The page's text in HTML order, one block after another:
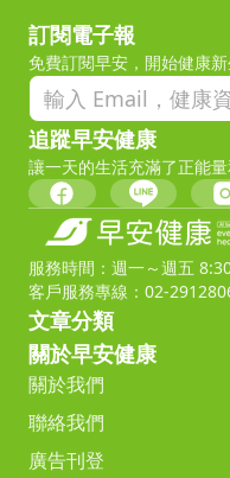
訂閱電子報
免費訂閱早安，開始健康新
追蹤早安健康
讓一天的生活充滿了正能
服務時間：週一～週五
客戶服務專線：02-
文章分類
關於早安健康
關於我們
聯絡我們
廣告刊登